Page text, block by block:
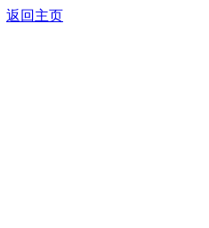
返回主页